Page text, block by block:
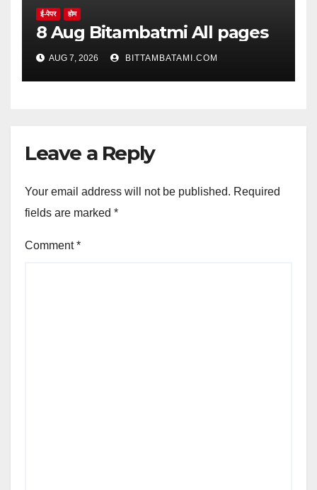
ई-पेपर होम
8 Aug Bitambatmi All pages
AUG 7, 2026 BITTAMBATAMI.COM
Leave a Reply
Your email address will not be published. Required
fields are marked *
Comment*